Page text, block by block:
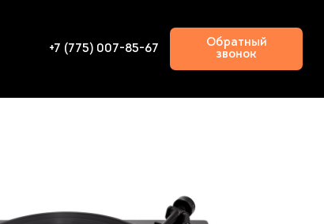
+7 (775) 007-85-67
Обратный
звонок